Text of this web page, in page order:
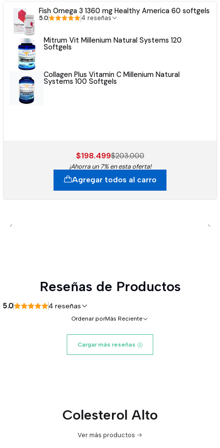
Fish Omega 3 1360 mg Healthy America 60 softgels
5.0 4 reseñas
Mitrum Vit Millenium Natural Systems 120
Softgels
Collagen Plus Vitamin C Millenium Natural
Systems 100 Softgels
$198.499$203.000
¡Ahorra un 7% en esta oferta!
Agregar todos al carro
Reseñas de Productos
5.0 4 reseñas
Ordenar porMás Reciente
Cargar más reseñas
Colesterol Alto
Ver más productos